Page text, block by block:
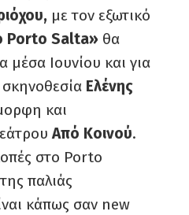
με τον εξωτικό
Porto Salta» θα
μέσα Ιουνίου και για
Ελένης
και
Από Κοινού.
στο Porto
παλιάς
κάπως σαν new